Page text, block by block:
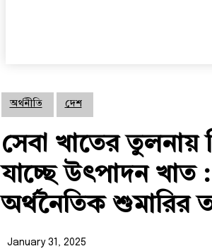
অর্থনীতি দেশ
সেবা খাতের তুলনায়
যাচ্ছে উৎপাদন খাত :
অর্থনৈতিক শুমারির
January 31, 2025